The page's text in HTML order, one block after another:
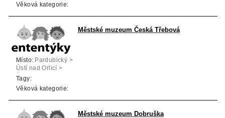
Věková kategorie:
Městské muzeum Česká Třebová
Místo: Pardubický >
Ústí nad Orlicí >
Česká Třebová
Tagy:
Věková kategorie:
Městské muzeum Dobruška